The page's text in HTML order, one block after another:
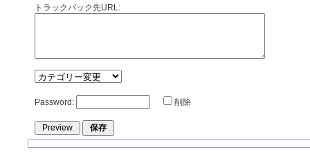
トラックバック先URL:
Password: 削除